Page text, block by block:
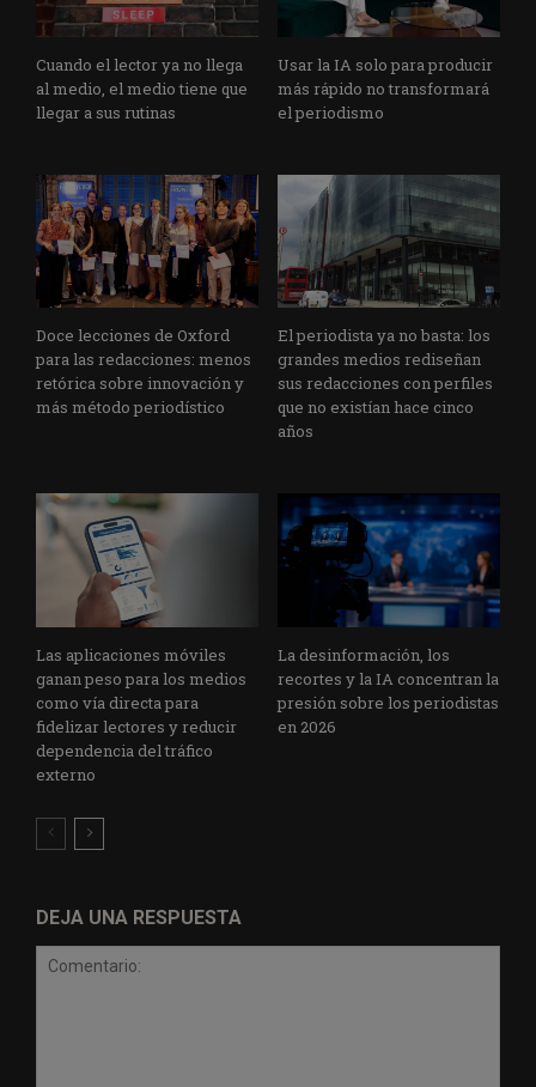
Cuando el lector ya no llega
al medio, el medio tiene que
llegar a sus rutinas
Usar la IA solo para producir
más rápido no transformará
el periodismo
Doce lecciones de Oxford
para las redacciones: menos
retórica sobre innovación y
más método periodístico
El periodista ya no basta: los
grandes medios rediseñan
sus redacciones con perfiles
que no existían hace cinco
años
Las aplicaciones móviles
ganan peso para los medios
como vía directa para
fidelizar lectores y reducir
dependencia del tráfico
externo
La desinformación, los
recortes y la IA concentran la
presión sobre los periodistas
en 2026
DEJA UNA RESPUESTA